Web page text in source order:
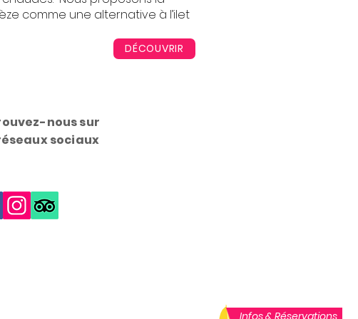
comme une alternative à l’ilet
DÉCOUVRIR
Infos & Réservations
nous sur
sociaux